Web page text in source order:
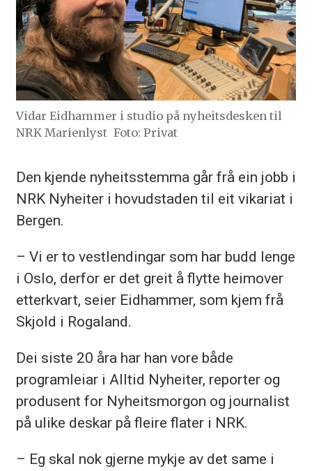
Vidar Eidhammer i studio på nyheitsdesken til
NRK Marienlyst Foto: Privat
Den kjende nyheitsstemma går frå ein jobb i
NRK Nyheiter i hovudstaden til eit vikariat i
Bergen.
– Vi er to vestlendingar som har budd lenge
i Oslo, derfor er det greit å flytte heimover
etterkvart, seier Eidhammer, som kjem frå
Skjold i Rogaland.
Dei siste 20 åra har han vore både
programleiar i Alltid Nyheiter, reporter og
produsent for Nyheitsmorgon og journalist
på ulike deskar på fleire flater i NRK.
– Eg skal nok gjerne mykje av det same i